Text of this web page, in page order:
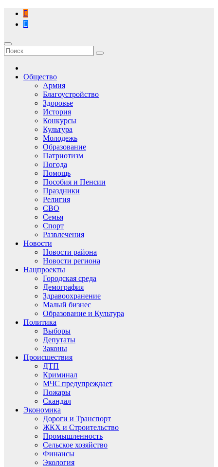
Перейти
содержимому
Общество
Армия
Благоустройство
Здоровье
История
Конкурсы
Культура
Молодежь
Образование
Патриотизм
Погода
Помощь
Пособия и Пенсии
Праздники
Религия
СВО
Семья
Спорт
Развлечения
Новости
Новости района
Новости региона
Нацпроекты
Городская среда
Демография
Здравоохранение
Малый бизнес
Образование и Культура
Политика
Выборы
Депутаты
Законы
Происшествия
ДТП
Криминал
МЧС предупреждает
Пожары
Скандал
Экономика
Дороги и Транспорт
ЖКХ и Строительство
Промышленность
Сельское хозяйство
Финансы
Экология